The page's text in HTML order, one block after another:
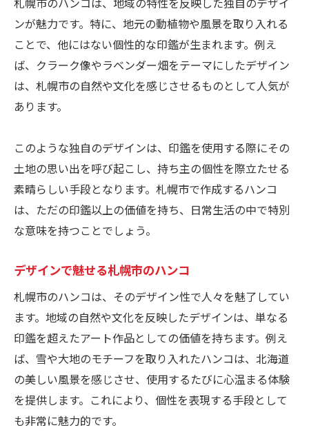
ンが魅力です。特に、地元の動植物や風景を取り入れる
ことで、他にはない個性的な印鑑が生まれます。例え
ば、クラーク像やラベンダー畑をテーマにしたデザイン
は、札幌市の自然や文化を感じさせるものとして人気が
あります。
このような独自のデザインは、印鑑を使用する際にその
土地の思い出を呼び起こし、持ち主の個性を際立たせる
素晴らしい手段となります。札幌市で作成するハンコ
は、ただの印鑑以上の価値を持ち、日常生活の中で特別
な意味を持つことでしょう。
デザインで魅せる札幌市のハンコ
札幌市のハンコは、そのデザイン性で人々を魅了してい
ます。地域の自然や文化を反映したデザインは、単なる
印鑑を超えたアート作品としての価値を持ちます。例え
ば、雪や大地のモチーフを取り入れたハンコは、北海道
の美しい風景を感じさせ、使用するたびに心温まる体験
を提供します。これにより、個性を表現する手段として
も非常に魅力的です。